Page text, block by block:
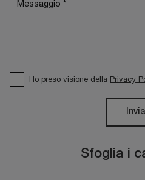
Sfoglia i
Ho preso visione della Privacy
Invia